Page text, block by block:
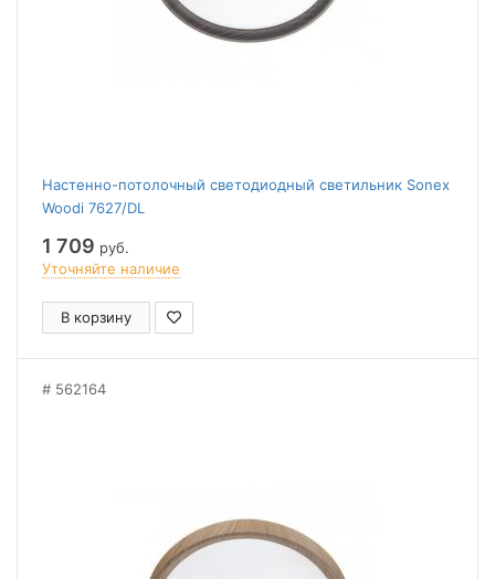
Настенно-потолочный светодиодный светильник Sonex
Woodi 7627/DL
1 709 руб.
Уточняйте наличие
В корзину
562164